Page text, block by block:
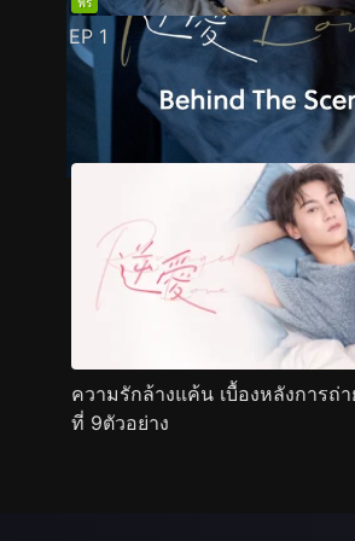
EP 1
ภาพนิ่ง เนื้อหาที่แ
ความรักล้างแค้น เบื้องหลังการถ่
ที่ 9ตัวอย่าง